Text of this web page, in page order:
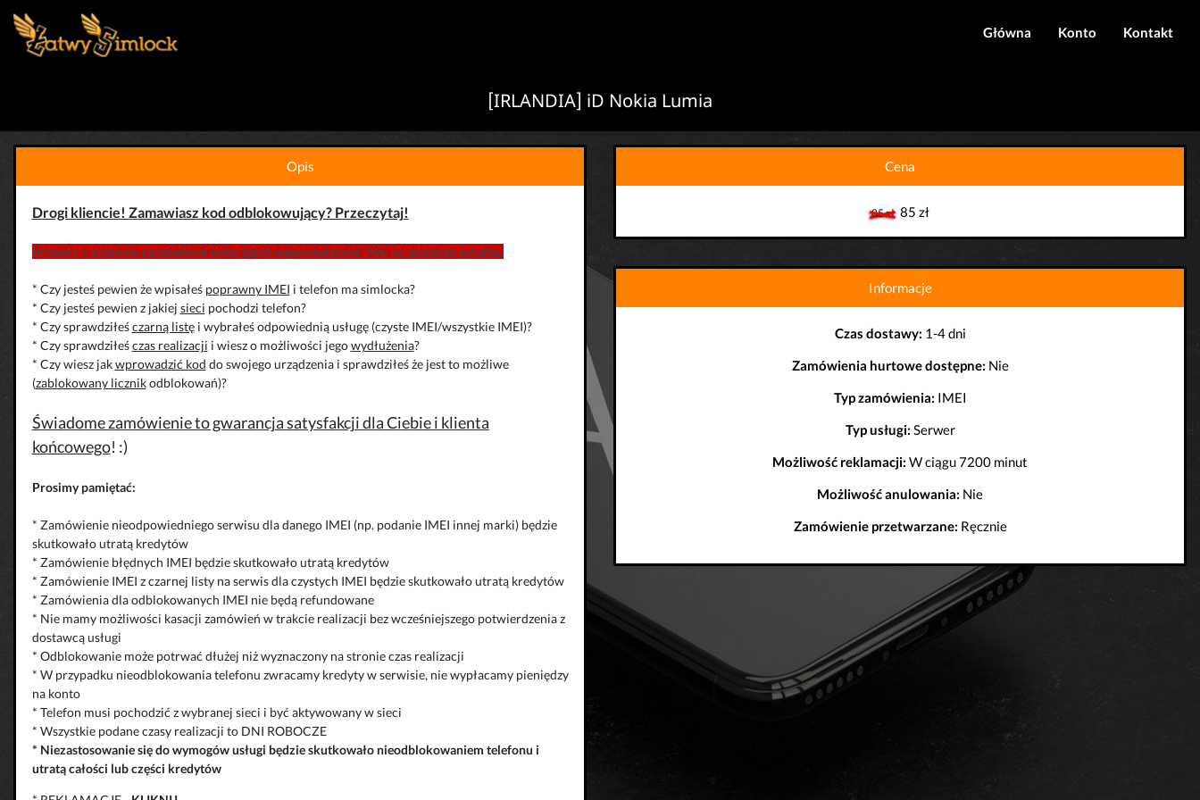
Główna Konto Kontakt
[IRLANDIA] iD Nokia Lumia
Opis
Drogi kliencie! Zamawiasz kod odblokowujący? Przeczytaj!
Prosimy o złożenie zamówienie tylko jeżeli odpowiedziałeś TAK na poniższe pytania:
* Czy jesteś pewien że wpisałeś poprawny IMEI i telefon ma simlocka?
* Czy jesteś pewien z jakiej sieci pochodzi telefon?
* Czy sprawdziłeśczarną listęi wybrałeś odpowiednią usługę (czyste IMEI/wszystkie IMEI)?
* Czy sprawdziłeśczas realizacji i wiesz o możliwości jegowydłużenia?
* Czy wiesz jakwprowadzić kod do swojego urządzenia i sprawdziłeś że jest to możliwe
(zablokowany licznikodblokowań)?
Świadome zamówienie to gwarancja satysfakcji dla Ciebie i klienta
końcowego! :)
Prosimy pamiętać:
* Zamówienie nieodpowiedniego serwisu dla danego IMEI (np. podanie IMEI innej marki) będzie
skutkowało utratą kredytów
* Zamówienie błędnych IMEI będzie skutkowało utratą kredytów
* Zamówienie IMEI z czarnej listy na serwis dla czystych IMEI będzie skutkowało utratą kredytów
* Zamówienia dla odblokowanych IMEI nie będą refundowane
* Nie mamy możliwości kasacji zamówień w trakcie realizacji bez wcześniejszego potwierdzenia z
dostawcą usługi
* Odblokowanie może potrwać dłużej niż wyznaczony na stronie czas realizacji
* W przypadku nieodblokowania telefonu zwracamy kredyty w serwisie, nie wypłacamy pieniędzy
na konto
* Telefon musi pochodzić z wybranej sieci i być aktywowany w sieci
* Wszystkie podane czasy realizacji to DNI ROBOCZE
* Niezastosowanie się do wymogów usługi będzie skutkowało nieodblokowaniem telefonu i
utratą całości lub części kredytów
Cena
85 zł85 zł
Informacje
Czas dostawy: 1-4 dni
Zamówienia hurtowe dostępne: Nie
Typ zamówienia: IMEI
Typ usługi: Serwer
Możliwość reklamacji: W ciągu 7200 minut
Możliwość anulowania: Nie
Zamówienie przetwarzane: Ręcznie